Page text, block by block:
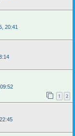
20:41
1 2